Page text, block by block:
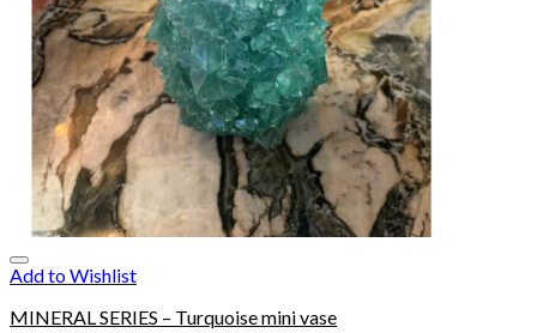
Add to Wishlist
MINERAL SERIES – Turquoise mini vase